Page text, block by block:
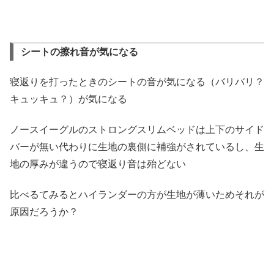
シートの擦れ音が気になる
寝返りを打ったときのシートの音が気になる（バリバリ？
キュッキュ？）が気になる
ノースイーグルのストロングスリムベッドは上下のサイド
バーが無い代わりに生地の裏側に補強がされているし、生
地の厚みが違うので寝返り音は殆どない
比べるてみるとハイランダーの方が生地が薄いためそれが
原因だろうか？